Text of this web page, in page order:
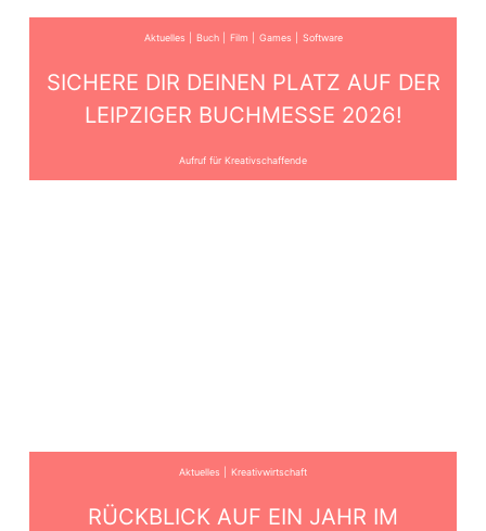
Aktuelles Buch Film Games Software
SICHERE DIR DEINEN PLATZ AUF DER
LEIPZIGER BUCHMESSE 2026!
Aufruf für Kreativschaffende
Aktuelles Kreativwirtschaft
RÜCKBLICK AUF EIN JAHR IM